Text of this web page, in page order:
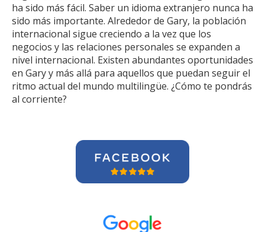
ha sido más fácil. Saber un idioma extranjero nunca ha
sido más importante. Alrededor de Gary, la población
internacional sigue creciendo a la vez que los
negocios y las relaciones personales se expanden a
nivel internacional. Existen abundantes oportunidades
en Gary y más allá para aquellos que puedan seguir el
ritmo actual del mundo multilingüe. ¿Cómo te pondrás
al corriente?